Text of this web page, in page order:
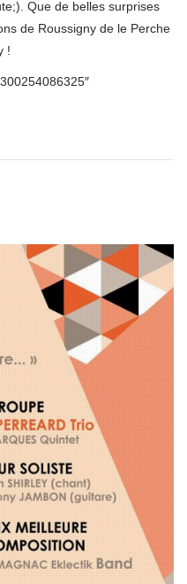
Que de belles surprises
de Roussigny de le Perche
!